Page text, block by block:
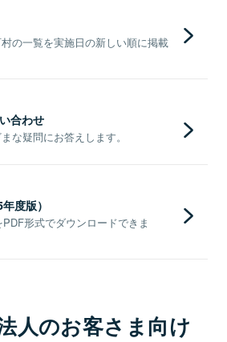
の一覧を実施日の新しい順に掲載
合わせ
な疑問にお答えします。
度版）
形式でダウンロードできま
人のお客さま向け